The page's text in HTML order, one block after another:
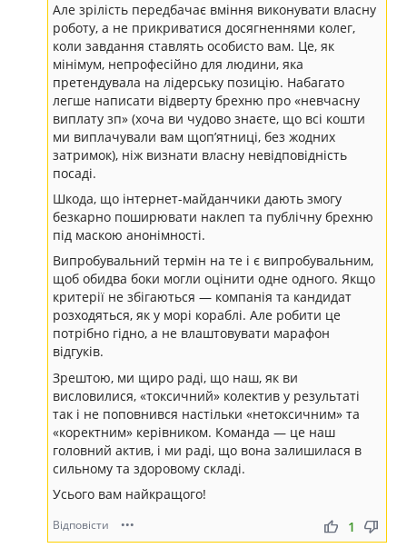
Але зрілість передбачає вміння виконувати власну
роботу, а не прикриватися досягненнями колег,
коли завдання ставлять особисто вам. Це, як
мінімум, непрофесійно для людини, яка
претендувала на лідерську позицію. Набагато
легше написати відверту брехню про «невчасну
виплату зп» (хоча ви чудово знаєте, що всі кошти
ми виплачували вам щоп’ятниці, без жодних
затримок), ніж визнати власну невідповідність
посаді.
Шкода, що інтернет-майданчики дають змогу
безкарно поширювати наклеп та публічну брехню
під маскою анонімності.
Випробувальний термін на те і є випробувальним,
щоб обидва боки могли оцінити одне одного. Якщо
критерії не збігаються — компанія та кандидат
розходяться, як у морі кораблі. Але робити це
потрібно гідно, а не влаштовувати марафон
відгуків.
Зрештою, ми щиро раді, що наш, як ви
висловилися, «токсичний» колектив у результаті
так і не поповнився настільки «нетоксичним» та
«коректним» керівником. Команда — це наш
головний актив, і ми раді, що вона залишилася в
сильному та здоровому складі.
Усього вам найкращого!
Відповісти ••• thumb_up thumb_down
1